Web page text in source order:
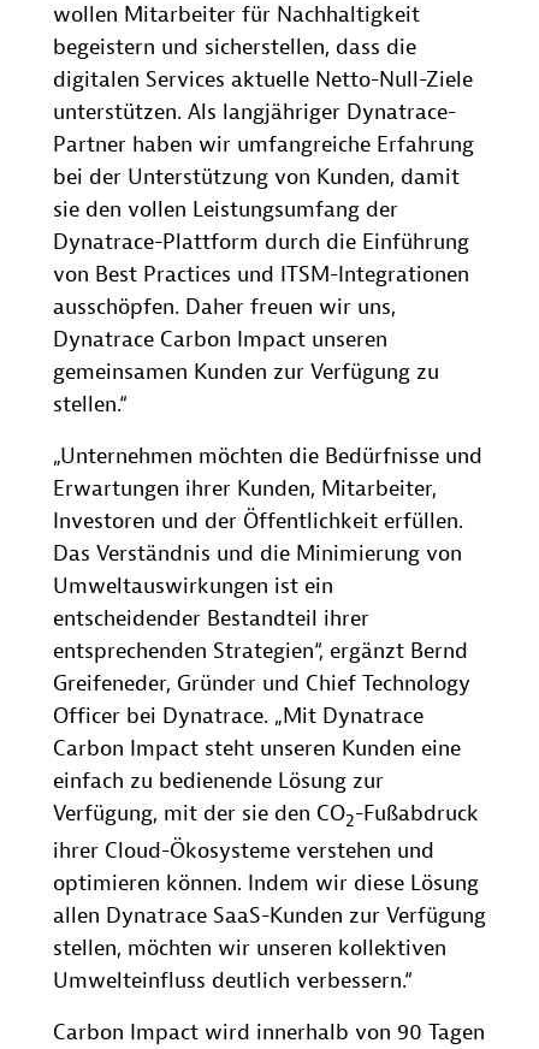
wollen Mitarbeiter für Nachhaltigkeit
begeistern und sicherstellen, dass die
digitalen Services aktuelle Netto-Null-Ziele
unterstützen. Als langjähriger Dynatrace-
Partner haben wir umfangreiche Erfahrung
bei der Unterstützung von Kunden, damit
sie den vollen Leistungsumfang der
Dynatrace-Plattform durch die Einführung
von Best Practices und ITSM-Integrationen
ausschöpfen. Daher freuen wir uns,
Dynatrace Carbon Impact unseren
gemeinsamen Kunden zur Verfügung zu
stellen.“
„Unternehmen möchten die Bedürfnisse und
Erwartungen ihrer Kunden, Mitarbeiter,
Investoren und der Öffentlichkeit erfüllen.
Das Verständnis und die Minimierung von
Umweltauswirkungen ist ein
entscheidender Bestandteil ihrer
entsprechenden Strategien“, ergänzt Bernd
Greifeneder, Gründer und Chief Technology
Officer bei Dynatrace. „Mit Dynatrace
Carbon Impact steht unseren Kunden eine
einfach zu bedienende Lösung zur
Verfügung, mit der sie den CO2-Fußabdruck
ihrer Cloud-Ökosysteme verstehen und
optimieren können. Indem wir diese Lösung
allen Dynatrace SaaS-Kunden zur Verfügung
stellen, möchten wir unseren kollektiven
Umwelteinfluss deutlich verbessern.“
Carbon Impact wird innerhalb von 90 Tagen